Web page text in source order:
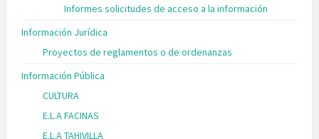
Informes solicitudes de acceso a la información
Información Jurídica
Proyectos de reglamentos o de ordenanzas
Información Pública
CULTURA
E.L.A FACINAS
E.L.A TAHIVILLA